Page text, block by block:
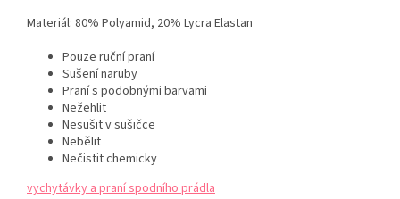
Materiál: 80% Polyamid, 20% Lycra Elastan
Pouze ruční praní
Sušení naruby
Praní s podobnými barvami
Nežehlit
Nesušit v sušičce
Nebělit
Nečistit chemicky
vychytávky a praní spodního prádla